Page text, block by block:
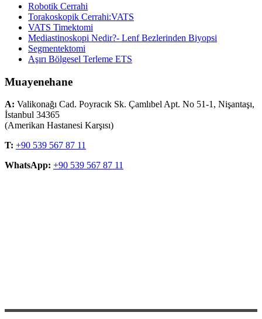
Robotik Cerrahi
Torakoskopik Cerrahi:VATS
VATS Timektomi
Mediastinoskopi Nedir?- Lenf Bezlerinden Biyopsi
Segmentektomi
Aşırı Bölgesel Terleme ETS
Muayenehane
A: Valikonağı Cad. Poyracık Sk. Çamlıbel Apt. No 51-1, Nişantaşı,
İstanbul 34365
(Amerikan Hastanesi Karşısı)
T: +90 539 567 87 11
WhatsApp: +90 539 567 87 11